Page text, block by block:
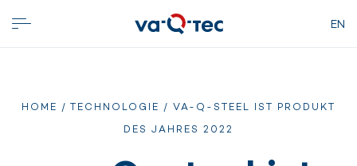
EN
HOME / TECHNOLOGIE / VA-Q-STEEL IST PRODUKT
DES JAHRES 2022